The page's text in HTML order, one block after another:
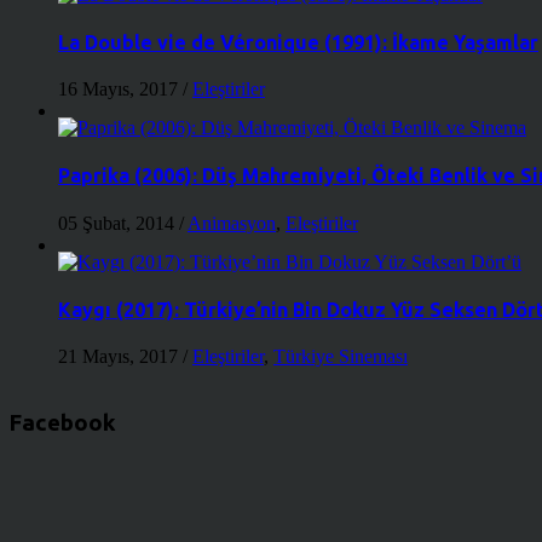
La Double vie de Véronique (1991): İkame Yaşamlar
16 Mayıs, 2017 / Eleştiriler
Paprika (2006): Düş Mahremiyeti, Öteki Benlik ve
05 Şubat, 2014 / Animasyon, Eleştiriler
Kaygı (2017): Türkiye’nin Bin Dokuz Yüz Seksen
21 Mayıs, 2017 / Eleştiriler, Türkiye Sineması
Facebook